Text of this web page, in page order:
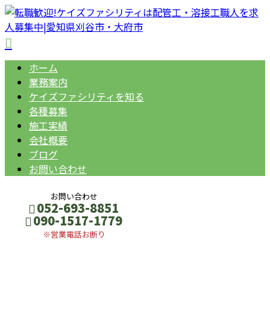
ホーム
業務案内
ケイズファシリティを知る
各種募集
施工実績
会社概要
ブログ
お問い合わせ
お問い合わせ
052-693-8851
090-1517-1779
※営業電話お断り